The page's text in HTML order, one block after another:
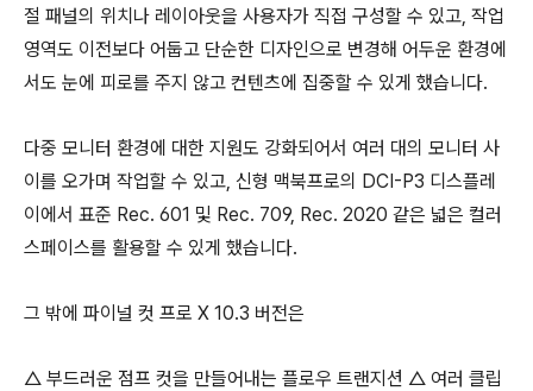
절 패널의 위치나 레이아웃을 사용자가 직접 구성할 수 있고, 작업
영역도 이전보다 어둡고 단순한 디자인으로 변경해 어두운 환경에
서도 눈에 피로를 주지 않고 컨텐츠에 집중할 수 있게 했습니다.
다중 모니터 환경에 대한 지원도 강화되어서 여러 대의 모니터 사
이를 오가며 작업할 수 있고, 신형 맥북프로의 DCI-P3 디스플레
이에서 표준 Rec. 601 및 Rec. 709, Rec. 2020 같은 넓은 컬러
스페이스를 활용할 수 있게 했습니다.
그 밖에 파이널 컷 프로 X 10.3 버전은
△ 부드러운 점프 컷을 만들어내는 플로우 트랜지션 △ 여러 클립